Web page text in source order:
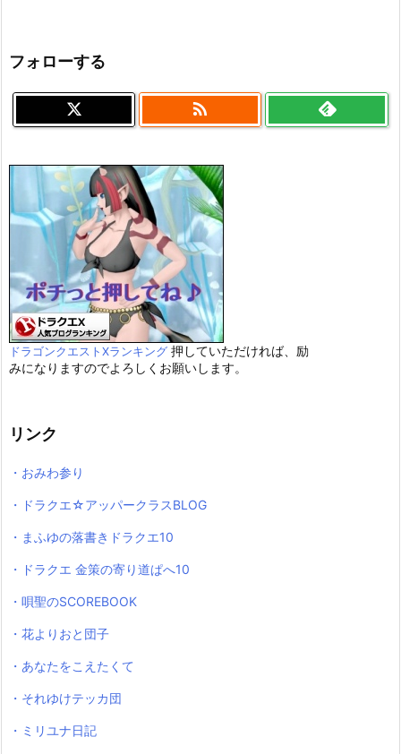
フォローする

ドラゴンクエストXランキング 押していただければ、励
みになりますのでよろしくお願いします。
リンク
・おみわ参り
・ドラクエ☆アッパークラスBLOG
・まふゆの落書きドラクエ10
・ドラクエ 金策の寄り道ぱへ10
・唄聖のSCOREBOOK
・花よりおと団子
・あなたをこえたくて
・それゆけテッカ団
・ミリユナ日記